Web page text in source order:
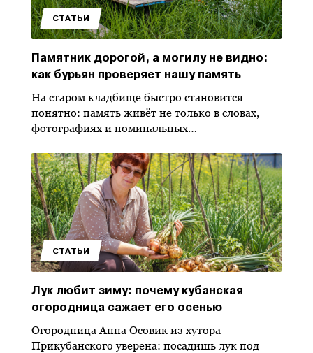
СТАТЬИ
Памятник дорогой, а могилу не видно:
как бурьян проверяет нашу память
На старом кладбище быстро становится
понятно: память живёт не только в словах,
фотографиях и поминальных…
СТАТЬИ
Лук любит зиму: почему кубанская
огородница сажает его осенью
Огородница Анна Осовик из хутора
Прикубанского уверена: посадишь лук под